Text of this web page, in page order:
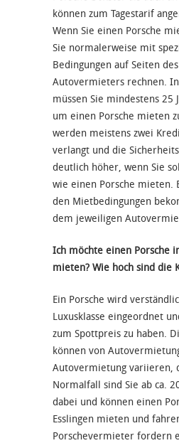
können zum Tagestarif
Wenn Sie einen Porsche
Sie normalerweise mit
Bedingungen auf Seiten des
Autovermieters rechnen.
müssen Sie mindestens 25
um einen Porsche mieten
werden meistens zwei
verlangt und die
deutlich höher, wenn Sie
wie einen Porsche mieten.
den Mietbedingungen
dem jeweiligen
Ich möchte einen Porsche
mieten? Wie hoch sind die
Ein Porsche wird
Luxusklasse eingeordnet
zum Spottpreis zu haben.
können von
Autovermietung variieren,
Normalfall sind Sie ab ca.
dabei und können einen
Esslingen mieten und
Porschevermieter fordern